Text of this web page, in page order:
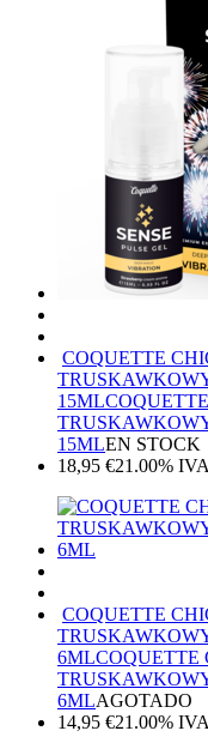
COQUETTE
15ML
15MLEN STOCK
18,95 €21.00%
COQUETTE
6MLCOQUETTE
6MLAGOTADO
14,95 €21.00%